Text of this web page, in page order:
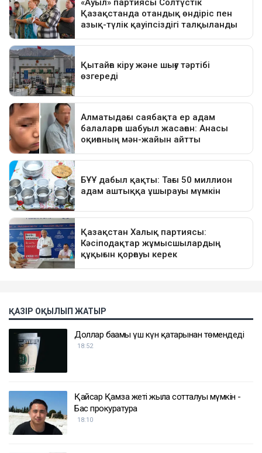
ҚАЗІР ОҚЫЛЫП ЖАТЫР
Доллар бағамы үш күн қатарынан төмендеді
18:52
Қайсар Қамза жеті жылға сотталуы мүмкін -
Бас прокуратура
18:10